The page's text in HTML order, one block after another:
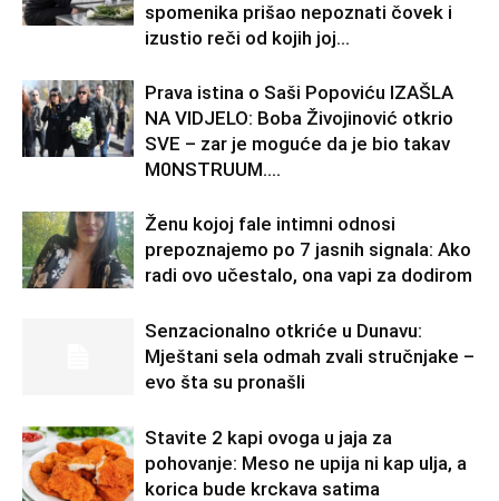
spomenika prišao nepoznati čovek i
izustio reči od kojih joj...
Prava istina o Saši Popoviću IZAŠLA
NA VIDJELO: Boba Živojinović otkrio
SVE – zar je moguće da je bio takav
M0NSTRUUM….
Ženu kojoj fale intimni odnosi
prepoznajemo po 7 jasnih signala: Ako
radi ovo učestalo, ona vapi za dodirom
Senzacionalno otkriće u Dunavu:
Mještani sela odmah zvali stručnjake –
evo šta su pronašli
Stavite 2 kapi ovoga u jaja za
pohovanje: Meso ne upija ni kap ulja, a
korica bude krckava satima